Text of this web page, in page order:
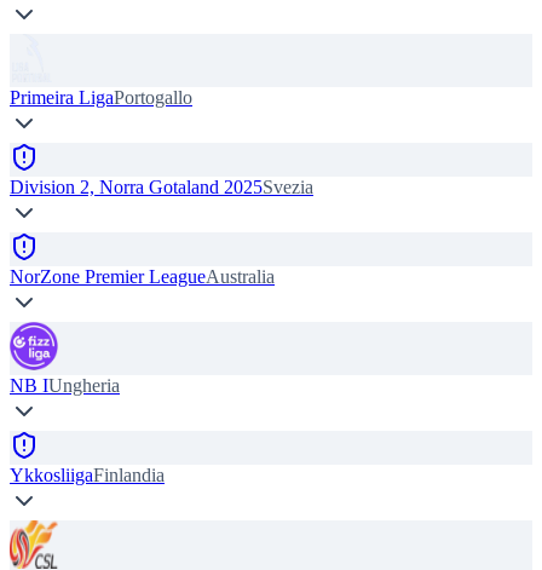
Primeira LigaPortogallo
Division 2, Norra Gotaland 2025Svezia
NorZone Premier LeagueAustralia
NB IUngheria
YkkosliigaFinlandia